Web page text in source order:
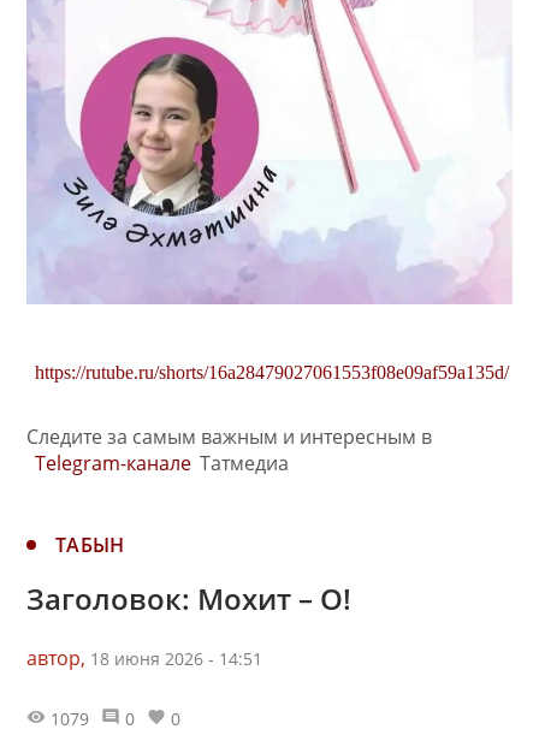
https://rutube.ru/shorts/16a28479027061553f08e09af59a135d/
Следите за самым важным и интересным в
Telegram-канале Татмедиа
ТАБЫН
Заголовок: Мохит – О!
автор, 18 июня 2026 - 14:51
1079 0 0